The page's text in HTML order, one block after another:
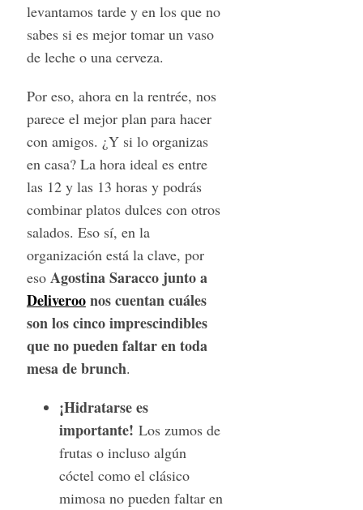
levantamos tarde y en los que no
sabes si es mejor tomar un vaso
de leche o una cerveza.
Por eso, ahora en la rentrée, nos
parece el mejor plan para hacer
con amigos. ¿Y si lo organizas
en casa? La hora ideal es entre
las 12 y las 13 horas y podrás
combinar platos dulces con otros
salados. Eso sí, en la
organización está la clave, por
eso Agostina Saracco junto a
Deliveroonos cuentan cuáles
son los cinco imprescindibles
que no pueden faltar en toda
mesa de brunch.
¡Hidratarse es
importante! Los zumos de
frutas o incluso algún
cóctel como el clásico
mimosa no pueden faltar en